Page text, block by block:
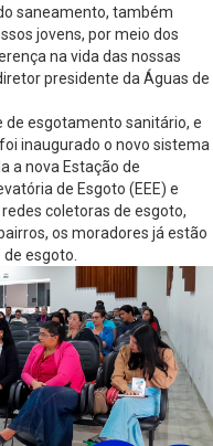
saneamento, também
jovens, por meio dos
na vida das nossas
presidente da Águas de
de esgotamento sanitário, e
inaugurado o novo sistema
a nova Estação de
de Esgoto (EEE) e
coletoras de esgoto,
os moradores já estão
esgoto.